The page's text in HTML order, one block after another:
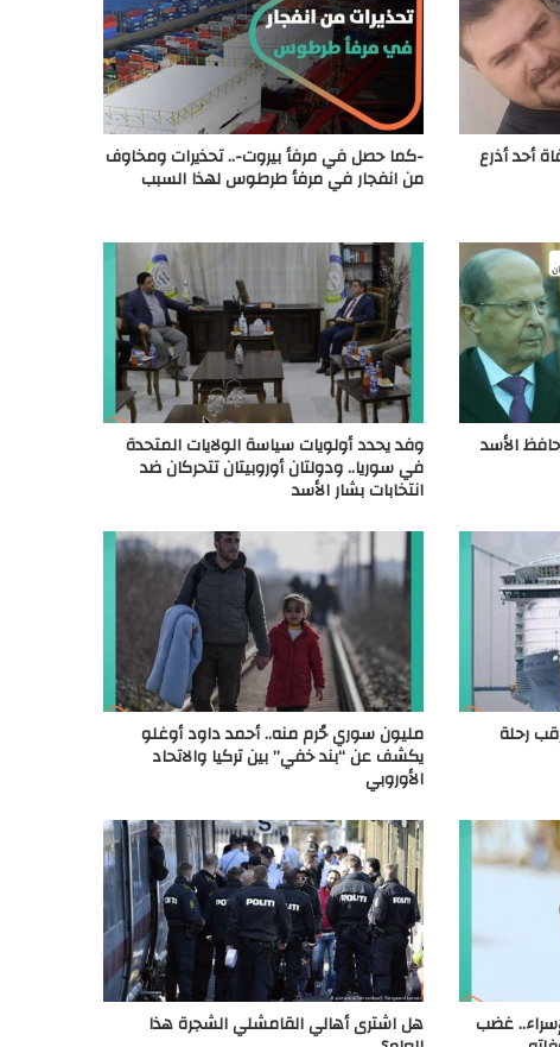
أحد أذرع -كما حصل في مرفأ بيروت-.. تحذيرات ومخاوف
من انفجار في مرفأ طرطوس لهذا السبب
الأسد وفد يحدد أولويات سياسة الولايات المتحدة
في سوريا.. ودولتان أوروبيتان تتحركان ضد
انتخابات بشار الأسد
رحلة مليون سوري حُرم منه.. أحمد داود أوغلو
يكشف عن “بند خفي” بين تركيا والاتحاد
الأوروبي
غضب هل اشترى أهالي القامشلي الشجرة هذا